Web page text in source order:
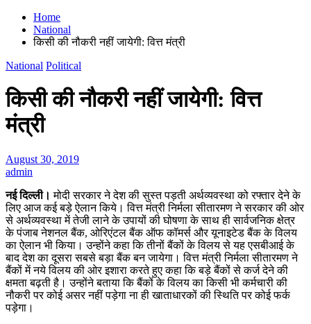
Home
National
किसी की नौकरी नहीं जायेगी: वित्त मंत्री
National Political
किसी की नौकरी नहीं जायेगी: वित्त
मंत्री
August 30, 2019
admin
नई दिल्ली। मोदी सरकार ने देश की सुस्त पड़ती अर्थव्यवस्था को रफ्तार देने के
लिए आज कई बड़े ऐलान किये। वित्त मंत्री निर्मला सीतारमण ने सरकार की ओर
से अर्थव्यवस्था में तेजी लाने के उपायों की घोषणा के साथ ही सार्वजनिक क्षेत्र
के पंजाब नेशनल बैंक, ओरिएंटल बैंक ऑफ कॉमर्स और यूनाइटेड बैंक के विलय
का ऐलान भी किया। उन्होंने कहा कि तीनों बैंकों के विलय से यह एसबीआई के
बाद देश का दूसरा सबसे बड़ा बैंक बन जायेगा। वित्त मंत्री निर्मला सीतारमण ने
बैंकों में नये विलय की ओर इशारा करते हुए कहा कि बड़े बैंकों से कर्ज देने की
क्षमता बढ़ती है। उन्होंने बताया कि बैंकों के विलय का किसी भी कर्मचारी की
नौकरी पर कोई असर नहीं पड़ेगा ना ही खाताधारकों की स्थिति पर कोई फर्क
पड़ेगा।